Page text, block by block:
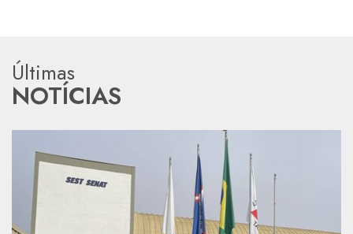
Últimas
NOTÍCIAS